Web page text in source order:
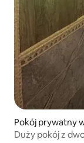
Pokój prywatny
Duży pokój z